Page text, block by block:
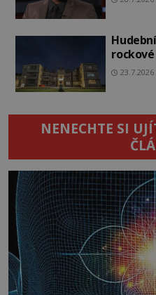
23.7.2026
NENECHTE SI